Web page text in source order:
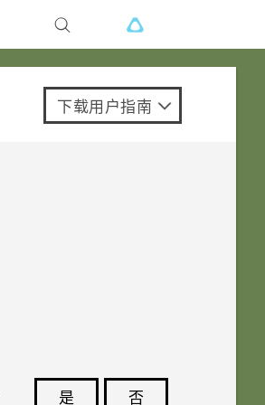
下载用户指南
是 否